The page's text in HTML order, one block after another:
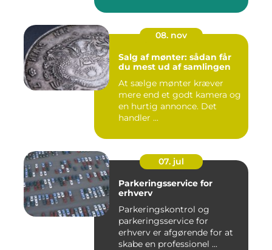
08. nov
Salg af mønter: sådan får
du mest ud af samlingen
At sælge mønter kræver
mere end et godt kamera og
en hurtig annonce. Det
handler ...
07. jul
Parkeringsservice for
erhverv
Parkeringskontrol og
parkeringsservice for
erhverv er afgørende for at
skabe en professionel ...